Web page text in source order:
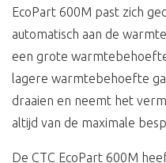
EcoPart 600M past zich
automatisch aan de
een grote
lagere warmtebehoefte
draaien en neemt het
altijd van de maximale
De CTC EcoPart 600M